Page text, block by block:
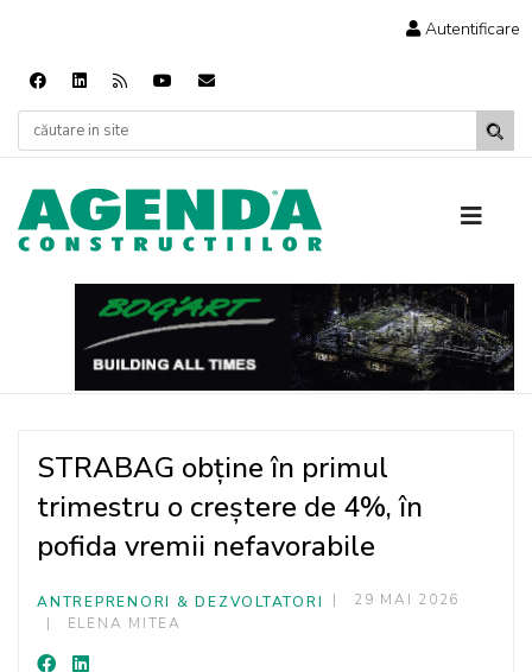
Autentificare
STRABAG obține în primul
trimestru o creștere de 4%, în
pofida vremii nefavorabile
ANTREPRENORI & DEZVOLTATORI
29 MAI 2026
ELENA MITEA